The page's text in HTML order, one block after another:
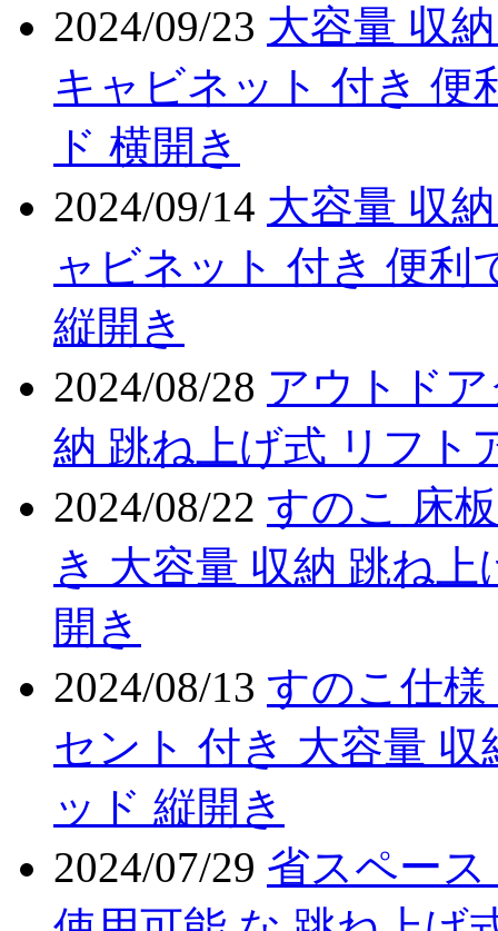
2024/09/23 大容量 収
キャビネット 付き 便
ド 横開き
2024/09/14 大容量 収
ャビネット 付き 便利
縦開き
2024/08/28 アウトド
納 跳ね上げ式 リフト
2024/08/22 すのこ 床
き 大容量 収納 跳ね
開き
2024/08/13 すのこ仕
セント 付き 大容量
ッド 縦開き
2024/07/29 省スペー